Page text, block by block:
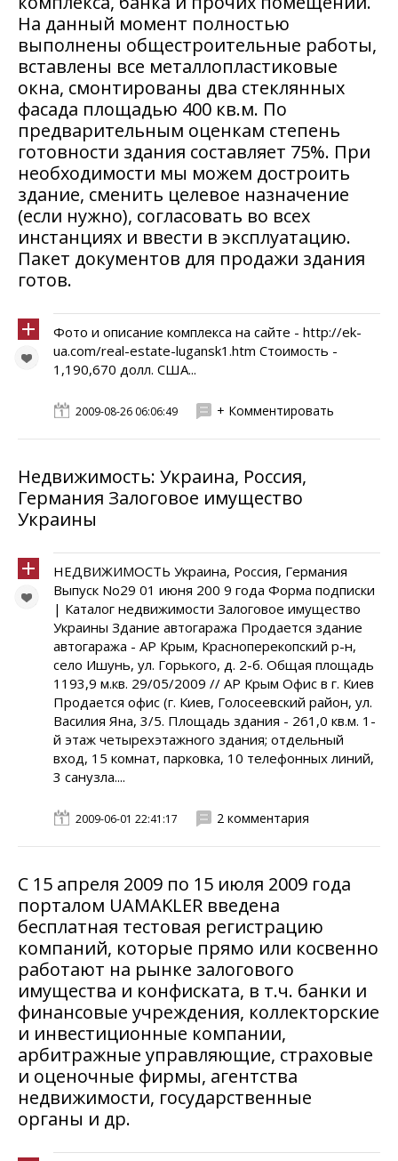
На данный момент полностью
выполнены общестроительные работы,
вставлены все металлопластиковые
окна, смонтированы два стеклянных
фасада площадью 400 кв.м. По
предварительным оценкам степень
готовности здания составляет 75%. При
необходимости мы можем достроить
здание, сменить целевое назначение
(если нужно), согласовать во всех
инстанциях и ввести в эксплуатацию.
Пакет документов для продажи здания
готов.
Фото и описание комплекса на сайте - http://ek-
ua.com/real-estate-lugansk1.htm Стоимость -
1,190,670 долл. США...
2009-08-26 06:06:49 + Комментировать
Недвижимость: Украина, Россия,
Германия Залоговое имущество
Украины
НЕДВИЖИМОСТЬ Украина, Россия, Германия
Выпуск No29 01 июня 200 9 года Форма подписки
| Каталог недвижимости Залоговое имущество
Украины Здание автогаража Продается здание
автогаража - АР Крым, Красноперекопский р-н,
село Ишунь, ул. Горького, д. 2-б. Общая площадь
1193,9 м.кв. 29/05/2009 // АР Крым Офис в г. Киев
Продается офис (г. Киев, Голосеевский район, ул.
Василия Яна, 3/5. Площадь здания - 261,0 кв.м. 1-
й этаж четырехэтажного здания; отдельный
вход, 15 комнат, парковка, 10 телефонных линий,
3 санузла....
2009-06-01 22:41:17 2 комментария
С 15 апреля 2009 по 15 июля 2009 года
порталом UAMAKLER введена
бесплатная тестовая регистрацию
компаний, которые прямо или косвенно
работают на рынке залогового
имущества и конфиската, в т.ч. банки и
финансовые учреждения, коллекторские
и инвестиционные компании,
арбитражные управляющие, страховые
и оценочные фирмы, агентства
недвижимости, государственные
органы и др.